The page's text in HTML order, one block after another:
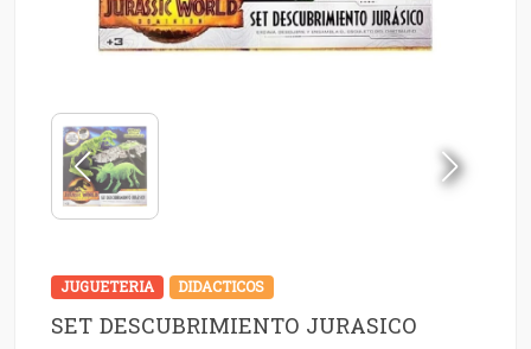
JUGUETERIA DIDACTICOS
SET DESCUBRIMIENTO JURASICO